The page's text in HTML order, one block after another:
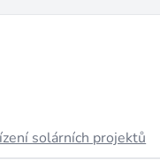
solárních projektů